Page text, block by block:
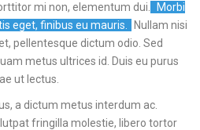
mi non, elementum dui.
Morbi
eget, finibus eu mauris.
Nullam nisi
pellentesque dictum odio. Sed
metus ultrices id. Duis eu purus
ut lectus.
a dictum metus interdum ac.
fringilla molestie, libero tortor